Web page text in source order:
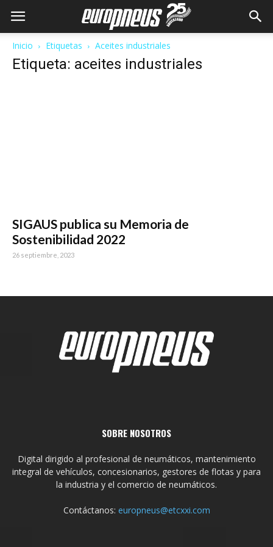
Inicio Etiquetas Aceites industriales
Etiqueta: aceites industriales
SIGAUS publica su Memoria de
Sostenibilidad 2022
26 septiembre, 2023
SOBRE NOSOTROS
Digital dirigido al profesional de neumáticos, mantenimiento
integral de vehículos, concesionarios, gestores de flotas y para
la industria y el comercio de neumáticos.
Contáctanos: europneus@etcxxi.com